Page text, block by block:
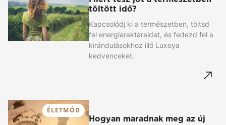
töltött idő?
Kapcsolódj ki a természetben, töltsd
fel energiaraktáraidat, és fedezd fel a
kirándulásokhoz illő Luxoya
kedvenceket.
ÉLETMÓD
Hogyan maradnak meg az új